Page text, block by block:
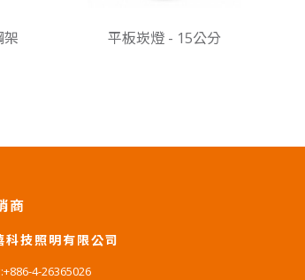
架 平板崁燈 - 15公分
商
科技照明有限公司
4-26365026